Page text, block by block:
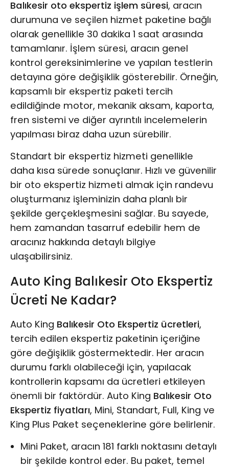
Balıkesir oto ekspertiz işlem süresi, aracın
durumuna ve seçilen hizmet paketine bağlı
olarak genellikle 30 dakika 1 saat arasında
tamamlanır. İşlem süresi, aracın genel
kontrol gereksinimlerine ve yapılan testlerin
detayına göre değişiklik gösterebilir. Örneğin,
kapsamlı bir ekspertiz paketi tercih
edildiğinde motor, mekanik aksam, kaporta,
fren sistemi ve diğer ayrıntılı incelemelerin
yapılması biraz daha uzun sürebilir.
Standart bir ekspertiz hizmeti genellikle
daha kısa sürede sonuçlanır. Hızlı ve güvenilir
bir oto ekspertiz hizmeti almak için randevu
oluşturmanız işleminizin daha planlı bir
şekilde gerçekleşmesini sağlar. Bu sayede,
hem zamandan tasarruf edebilir hem de
aracınız hakkında detaylı bilgiye
ulaşabilirsiniz.
Auto King Balıkesir Oto Ekspertiz
Ücreti Ne Kadar?
Auto King Balıkesir Oto Ekspertiz ücretleri,
tercih edilen ekspertiz paketinin içeriğine
göre değişiklik göstermektedir. Her aracın
durumu farklı olabileceği için, yapılacak
kontrollerin kapsamı da ücretleri etkileyen
önemli bir faktördür. Auto King Balıkesir Oto
Ekspertiz fiyatları, Mini, Standart, Full, King ve
King Plus Paket seçeneklerine göre belirlenir.
Mini Paket, aracın 181 farklı noktasını detaylı
bir şekilde kontrol eder. Bu paket, temel